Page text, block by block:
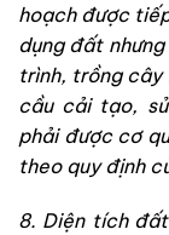
hoạch được
dụng đất
trình, trồng cây
cầu cải tạo,
phải được cơ
theo quy định
8. Diện tích